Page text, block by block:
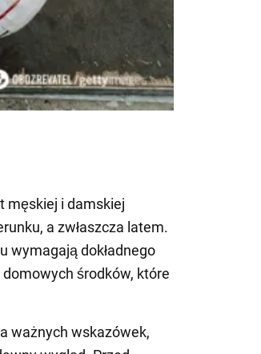
męskiej i damskiej
a zwłaszcza latem.
wymagają dokładnego
środków, które
ważnych wskazówek,